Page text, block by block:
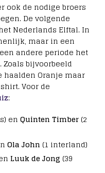
ook de nodige broers
De volgende
Nederlands Elftal. In
maar in een
andere periode het
bijvoorbeeld
haalden Oranje maar
Voor de
:
en Quinten Timber (2
Ola John (1 interland)
Luuk de Jong (39